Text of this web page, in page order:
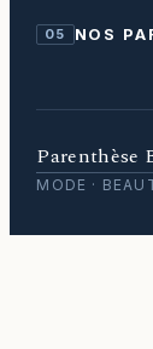
05 NOS
Parenthèse
MODE ·